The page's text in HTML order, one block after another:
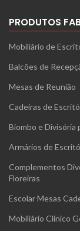
PRODUTOS
Mobiliário de
Balcões de
Mesas de Reunião
Cadeiras de
Biombo e Divisória
Armários de
Complementos
Floreiras
Escolar Mesas
Mobiliário Clínico